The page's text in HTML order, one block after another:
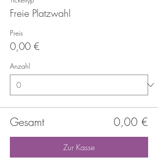
Freie Platzwahl
Preis
0,00 €
Anzahl
Gesamt 0,00 €
Zur Kasse